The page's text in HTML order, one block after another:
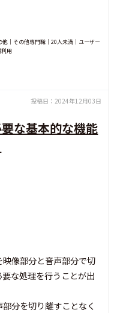
｜その他専門職｜20人未満｜ユーザー
用
投稿日： 2024年12月03日
な基本的な機能
映像部分と音声部分で切
な処理を行うことが出
分を切り離すことなく